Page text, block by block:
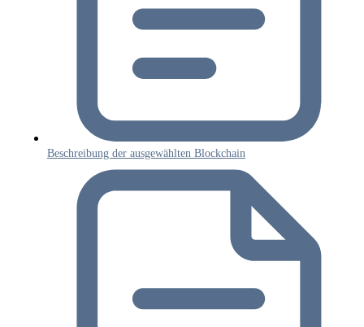
Beschreibung der ausgewählten Blockchain